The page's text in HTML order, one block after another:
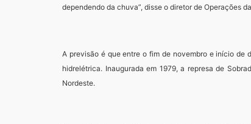
dependendo da chuva”, disse o diretor de Operações
A previsão é que entre o fim de novembro e início de
hidrelétrica. Inaugurada em 1979, a represa de
Nordeste.